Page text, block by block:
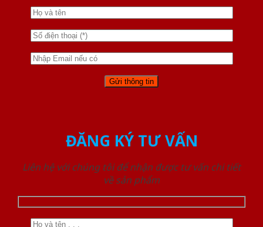
ĐĂNG KÝ TƯ VẤN
Liên hệ với chúng tôi để nhận được tư vấn chi tiết
về sản phẩm